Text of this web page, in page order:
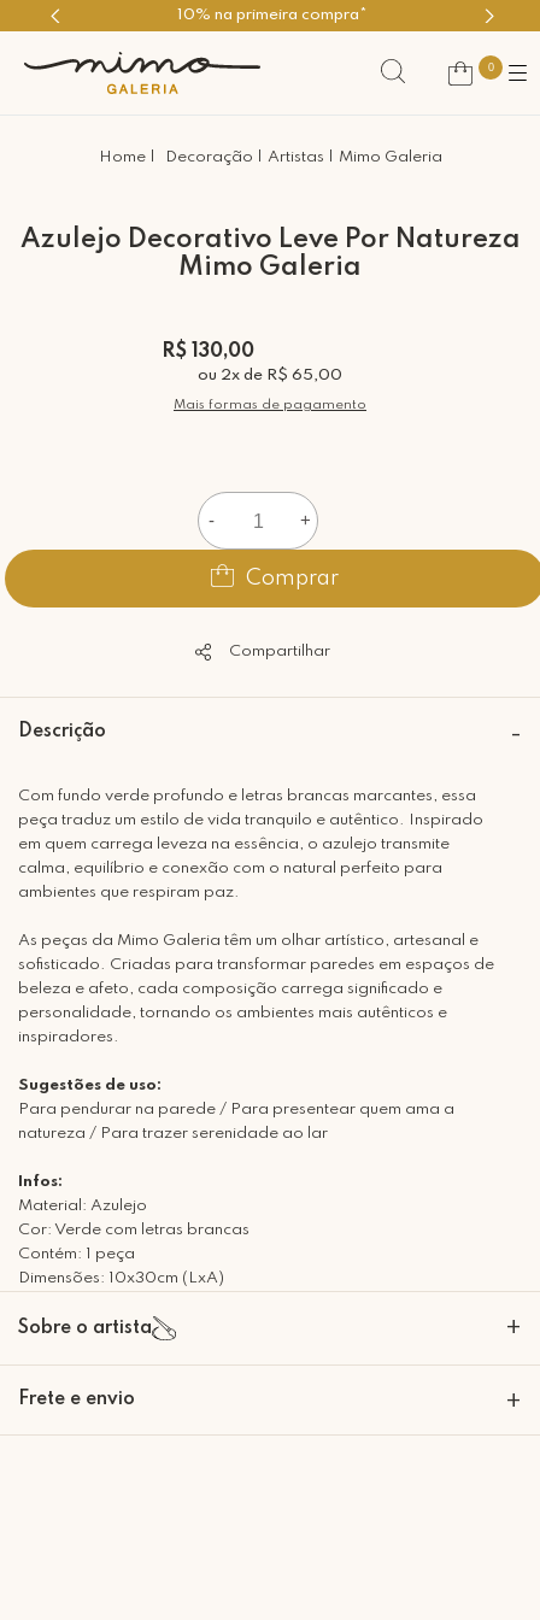
10% na primeira compra*
0
Decoração Artistas Mimo Galeria
Azulejo Decorativo Leve Por Natureza
Mimo Galeria
R$ 130,00
ou 2x de R$ 65,00
Mais formas de pagamento
- +
Comprar
Compartilhar
Descrição
Com fundo verde profundo e letras brancas marcantes, essa
peça traduz um estilo de vida tranquilo e autêntico. Inspirado
em quem carrega leveza na essência, o azulejo transmite
calma, equilíbrio e conexão com o natural perfeito para
ambientes que respiram paz.
As peças da Mimo Galeria têm um olhar artístico, artesanal e
sofisticado. Criadas para transformar paredes em espaços de
beleza e afeto, cada composição carrega significado e
personalidade, tornando os ambientes mais autênticos e
inspiradores.
Sugestões de uso:
Para pendurar na parede / Para presentear quem ama a
natureza / Para trazer serenidade ao lar
Infos:
Material: Azulejo
Cor: Verde com letras brancas
Contém: 1 peça
Dimensões: 10x30cm (LxA)
Sobre o artista +
A Mimo Galeria nasceu para transformar paredes em expressões de
Frete e envio +